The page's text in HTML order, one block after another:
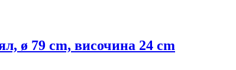
ø 79 cm, височина 24 cm